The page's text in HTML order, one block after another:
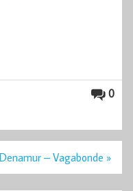
0
– Vagabonde »